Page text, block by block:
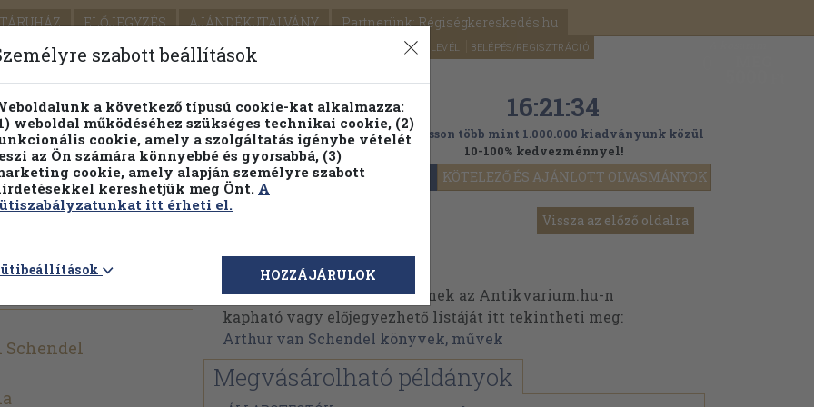
ELŐJEGYZÉS AJÁNDÉKUTALVÁNY Partnerünk: Régiségkereskedés.hu
SEGÍTSÉG HÍRLEVÉL BELÉPÉS/REGISZTRÁCIÓ
PILLANATNYI ÁRAINK FENNTARTHATÓ OLVASMÁNYOK KÖTELEZŐ ÉS AJÁNLOTT OLVASMÁNYOK
Részletes kereső Témaköri fa 16:21:31
Válogasson több mint 1.000.000 kiadványunk közül
10-100% kedvezménnyel!
Vissza az előző oldalra
Arthur van Schendel
Arthur van Schendel műveinek az Antikvarium.hu-n
kapható vagy előjegyezhető listáját itt tekintheti meg:
Arthur van Schendel könyvek, művek
Megvásárolható példányok
szabott beállítások
a következő típusú cookie-kat alkalmazza:
weboldal működéséhez szükséges technikai cookie, (2)
cookie, amely a szolgáltatás igénybe vételét
az Ön számára könnyebbé és gyorsabbá, (3)
cookie, amely alapján személyre szabott
kereshetjük meg Önt. A
itt érheti el.
HOZZÁJÁRULOK